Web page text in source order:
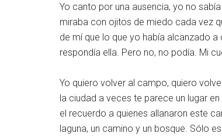
Yo canto por una ausencia, yo no
miraba con ojitos de miedo cada vez
de mí que lo que yo había alcanzado a
respondía ella. Pero no, no podía. Mi
Yo quiero volver al campo, quiero
la ciudad a veces te parece un lugar
el recuerdo a quienes allanaron este
laguna, un camino y un bosque. Sólo